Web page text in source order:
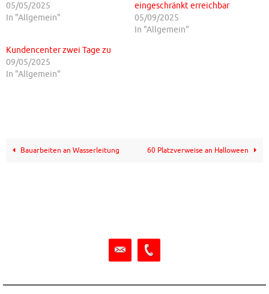
05/05/2025
In "Allgemein"
eingeschränkt erreichbar
05/09/2025
In "Allgemein"
Kundencenter zwei Tage zu
09/05/2025
In "Allgemein"
Bauarbeiten an Wasserleitung 60 Platzverweise an Halloween